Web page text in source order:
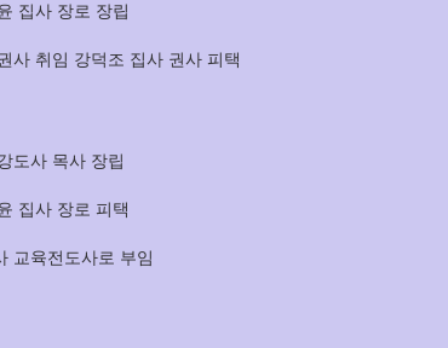
집사 장로 장립
사 취임 강덕조 집사 권사 피택
도사 목사 장립
집사 장로 피택
교육전도사로 부임